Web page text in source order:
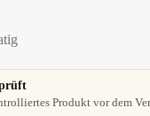
Produkt vor dem